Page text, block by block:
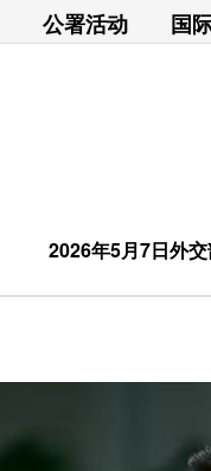
公署活动 国
2026年5月7日外